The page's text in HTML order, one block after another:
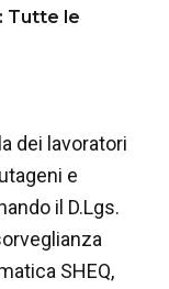
Tutte le
dei lavoratori
e
il D.Lgs.
SHEQ,